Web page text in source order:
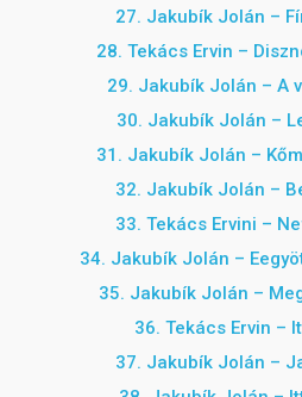
27. Jakubík Jolán –
28. Tekács Ervin –
29. Jakubík Jolán – A
30. Jakubík Jolán –
31. Jakubík Jolán –
32. Jakubík Jolán –
33. Tekács Ervini –
34. Jakubík Jolán –
35. Jakubík Jolán –
36. Tekács Ervin –
37. Jakubík Jolán –